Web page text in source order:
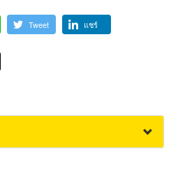
Tweet แชร์